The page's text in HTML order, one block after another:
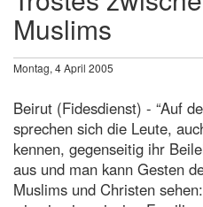
Muslims
Montag, 4 April 2005
Beirut (Fidesdienst) - “Auf
sprechen sich die Leute,
kennen, gegenseitig ihr
aus und man kann Gesten
Muslims und Christen